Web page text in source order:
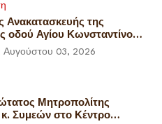
Ανακατασκευής της
οδού Αγίου Κωνσταντίνου
ο κ. Χρήστος Σταϊκούρας
Αυγούστου 03, 2026
Μητροπολίτης
κ. Συμεών στο Κέντρο